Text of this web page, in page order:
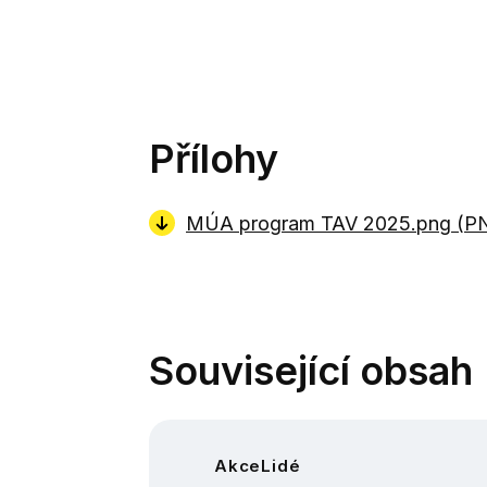
Přílohy
MÚA program TAV 2025.png (
Související obsah
AkceLidé